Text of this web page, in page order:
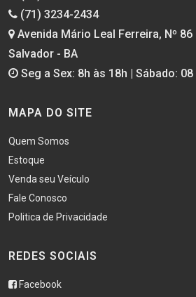
(71) 3234-2434
Avenida Mário Leal Ferreira, Nº
Salvador - BA
Seg a Sex: 8h às 18h | Sábado:
MAPA DO SITE
Quem Somos
Estoque
Venda seu Veículo
Fale Conosco
Politica de Privacidade
REDES SOCIAIS
Facebook